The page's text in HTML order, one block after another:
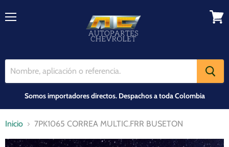
Somos importadores directos. Despachos a toda Colombia
Inicio 7PK1065 CORREA MULTIC.FRR BUSETON